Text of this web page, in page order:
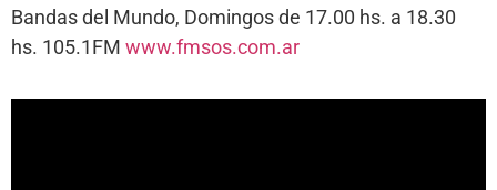
Bandas del Mundo, Domingos de 17.00 hs. a 18.30
hs. 105.1FM www.fmsos.com.ar